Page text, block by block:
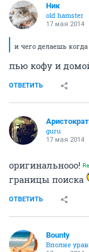
Ник
old hamster
17 мая 2014
и чего делаешь
пью кофу и
ОТВЕТИТЬ
guru
17 мая 2014
оригинальнооо!
границы поиска
ОТВЕТИТЬ
Bounty
Вполне